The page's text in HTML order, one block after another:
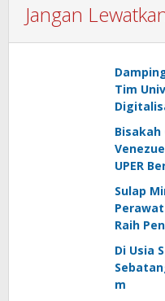
Jangan
Tim
Bisakah
UPER
Sulap
Raih
Di Usia
m